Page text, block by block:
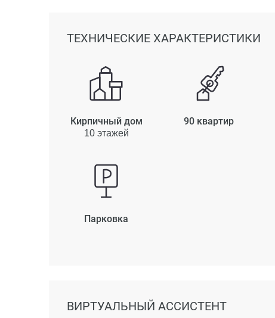
ТЕХНИЧЕСКИЕ ХАРАКТЕРИСТИКИ
Кирпичный дом
10 этажей
90 квартир
Парковка
ВИРТУАЛЬНЫЙ АССИСТЕНТ